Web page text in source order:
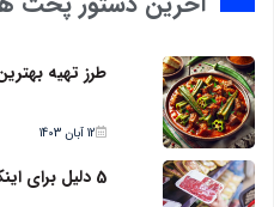
طرز تهیه
12 آبان 1403
5 دلیل برای اینکه بسته بندی گوشت مهم است